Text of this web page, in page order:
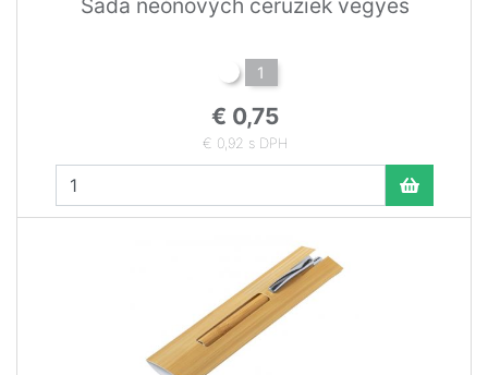
Sada neónových ceruziek vegyes
1
€ 0,75
€ 0,92 s DPH